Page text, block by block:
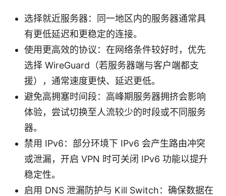
选择就近服务器：同一地区内的服务器通常具
有更低延迟和更稳定的连接。
使用更高效的协议：在网络条件较好时，优先
选择 WireGuard（若服务器端与客户端都支
援），通常速度更快、延迟更低。
避免高拥塞时间段：高峰期服务器拥挤会影响
体验，尝试切换至人流较少的时段或不同服务
器。
禁用 IPv6：部分环境下 IPv6 会产生路由冲突
或泄漏，开启 VPN 时可关闭 IPv6 功能以提升
稳定性。
启用 DNS 泄漏防护与 Kill Switch：确保数据在